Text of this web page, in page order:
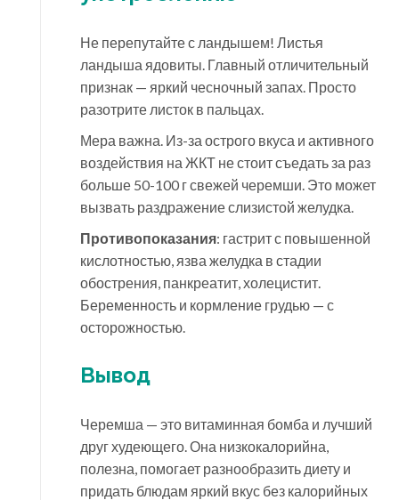
Не перепутайте с ландышем! Листья
ландыша ядовиты. Главный отличительный
признак — яркий чесночный запах. Просто
разотрите листок в пальцах.
Мера важна. Из-за острого вкуса и активного
воздействия на ЖКТ не стоит съедать за раз
больше 50-100 г свежей черемши. Это может
вызвать раздражение слизистой желудка.
Противопоказания: гастрит с повышенной
кислотностью, язва желудка в стадии
обострения, панкреатит, холецистит.
Беременность и кормление грудью — с
осторожностью.
Вывод
Черемша — это витаминная бомба и лучший
друг худеющего. Она низкокалорийна,
полезна, помогает разнообразить диету и
придать блюдам яркий вкус без калорийных